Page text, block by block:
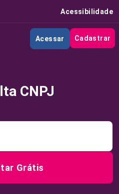
Acessibilidade
Acessar Cadastrar
CNPJ
Grátis